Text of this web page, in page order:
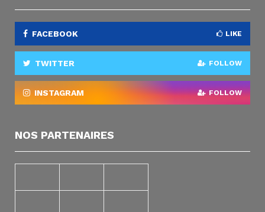
FACEBOOK LIKE
TWITTER FOLLOW
INSTAGRAM FOLLOW
NOS PARTENAIRES